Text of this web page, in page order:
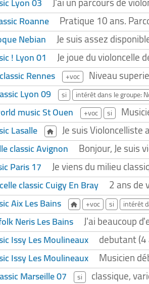
Roanne Pratique 10 ans.
Nebian Je suis assez
! Lyon 01 Je joue du violoncelle
Rennes +voc Niveau
Lyon 09 si intérêt dans le groupe:
music St Ouen +voc si
Lasalle Je suis
classic Avignon Bonjour, Je suis
Paris 17 Je viens du milieu
classic Cuigy En Bray 2 ans de
Aix Les Bains +voc si intérêt
Neris Les Bains J'ai beaucoup
Issy Les Moulineaux debutant
Issy Les Moulineaux Musicien
Marseille 07 si classique,